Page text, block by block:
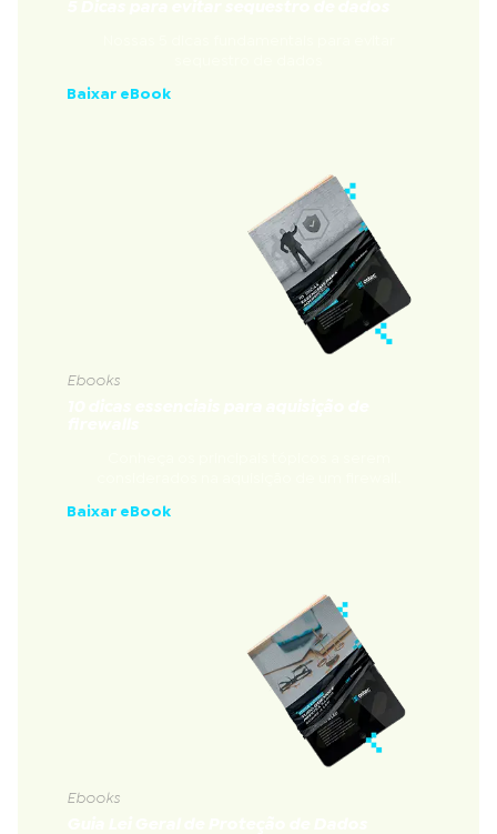
Baixar eBook
Ebooks
Baixar eBook
Ebooks